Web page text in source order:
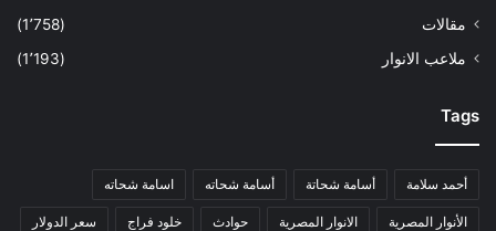
مقالات
(1٬758)
ملاعب الانوار
(1٬193)
Tags
أحمد سلامة أسامة شحاتة أسامة شحاته اسامة شحاته
الأنوار المصرية الانوار المصرية حوادث خلود فراج سعر الدولار